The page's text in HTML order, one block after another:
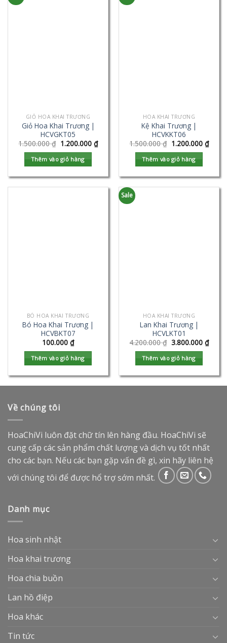
GIỎ HOA KHAI TRƯƠNG
Giỏ Hoa Khai Trương |
HCVGKT05
1.500.000₫ 1.200.000 ₫
Thêm vào giỏ hàng
HOA KHAI TRƯƠNG
Kệ Khai Trương |
HCVKKT06
1.500.000₫ 1.200.000 ₫
Thêm vào giỏ hàng
BÓ HOA KHAI TRƯƠNG
Bó Hoa Khai Trương |
HCVBKT07
100.000 ₫
Thêm vào giỏ hàng
Sale
HOA KHAI TRƯƠNG
Lan Khai Trương |
HCVLKT01
4.200.000₫ 3.800.000 ₫
Thêm vào giỏ hàng
Về chúng tôi
HoaChiVi luôn đặt chữ tín lên hàng đầu. HoaChiVi sẽ
cung cấp các sản phẩm chất lượng và dịch vụ tốt nhất
cho các bạn. Nếu các bạn gặp vấn đề gì, xin hãy liên hệ
với chúng tôi để được hổ trợ sớm nhất.
Danh mục
Hoa sinh nhật
Hoa khai trương
Hoa chia buồn
Lan hồ điệp
Hoa khác
Tin tức